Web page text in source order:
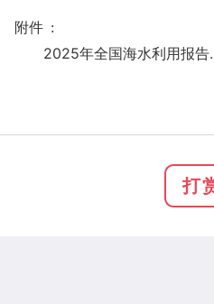
附件 :
2025年全国海水利用报
打